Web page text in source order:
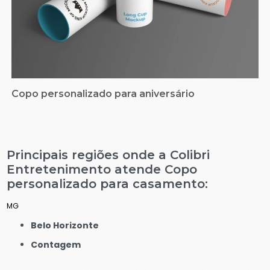
Copo personalizado para aniversário
Principais regiões onde a Colibri
Entretenimento atende Copo
personalizado para casamento:
MG
Belo Horizonte
Contagem